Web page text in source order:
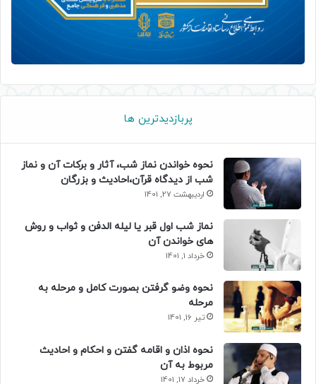
پربازدیدترین ها
نحوه خواندن نماز شب، آثار و برکات آن و نماز
شب از دیدگاه قرآن،احادیث و بزرگان
اردیبهشت 27, 1401
نماز شب اول قبر یا لیله الدفن و ثواب و روش
های خواندن آن
خرداد 1, 1401
نحوه وضو گرفتن بصورت کامل و مرحله به
مرحله
تیر 16, 1401
نحوه اذان و اقامه گفتن و احکام و احادیث
مربوط به آن
خرداد 17, 1401